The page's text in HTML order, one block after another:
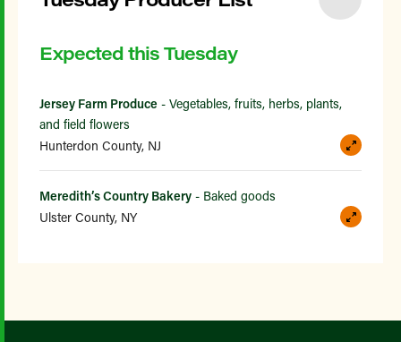
Expected this Tuesday
Jersey Farm Produce - Vegetables, fruits, herbs, plants,
and field flowers
Hunterdon County, NJ
Meredith’s Country Bakery - Baked goods
Ulster County, NY